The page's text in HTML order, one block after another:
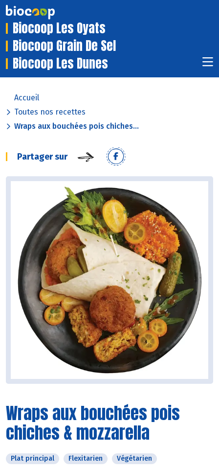
Biocoop Les Oyats
Biocoop Grain De Sel
Biocoop Les Dunes
Accueil
Toutes nos recettes
Wraps aux bouchées pois chiches...
Partager sur
Wraps aux bouchées pois
chiches & mozzarella
Plat principal Flexitarien Végétarien